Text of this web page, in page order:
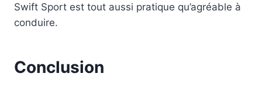
Swift Sport est tout aussi pratique qu’agréable à
conduire.
Conclusion